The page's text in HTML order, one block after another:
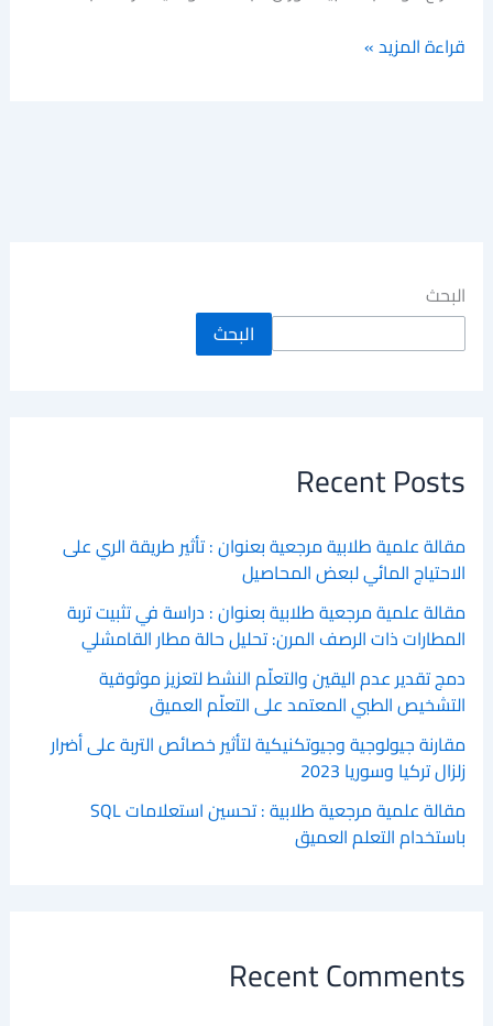
البحث
البحث
Recent Posts
مقالة علمية طلابية مرجعية بعنوان : تأثير طريقة الري على
الاحتياج المائي لبعض المحاصيل
مقالة علمية مرجعية طلابية بعنوان : دراسة في تثبيت تربة
المطارات ذات الرصف المرن: تحليل حالة مطار القامشلي
دمج تقدير عدم اليقين والتعلّم النشط لتعزيز موثوقية
التشخيص الطبي المعتمد على التعلّم العميق
مقارنة جيولوجية وجيوتكنيكية لتأثير خصائص التربة على أضرار
زلزال تركيا وسوريا 2023
مقالة علمية مرجعية طلابية : تحسين استعلامات SQL
باستخدام التعلم العميق
Recent Comments
قراءة المزيد »